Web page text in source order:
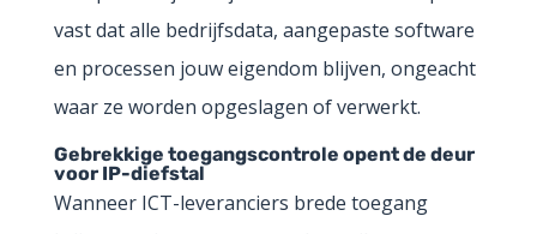
vast dat alle bedrijfsdata, aangepaste software
en processen jouw eigendom blijven, ongeacht
waar ze worden opgeslagen of verwerkt.
Gebrekkige toegangscontrole opent de deur
voor IP-diefstal
Wanneer ICT-leveranciers brede toegang